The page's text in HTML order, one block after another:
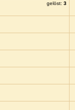
gelöst: 3